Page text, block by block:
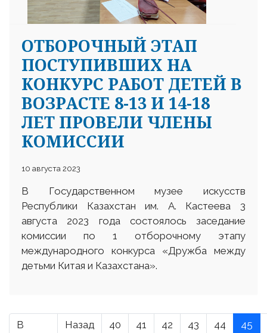
ОТБОРОЧНЫЙ ЭТАП
ПОСТУПИВШИХ НА
КОНКУРС РАБОТ ДЕТЕЙ В
ВОЗРАСТЕ 8-13 И 14-18
ЛЕТ ПРОВЕЛИ ЧЛЕНЫ
КОМИССИИ
10 августа 2023
В Государственном музее искусств
Республики Казахстан им. А. Кастеева 3
августа 2023 года состоялось заседание
комиссии по 1 отборочному этапу
международного конкурса «Дружба между
детьми Китая и Казахстана».
В
Назад 40 41 42 43 44 45